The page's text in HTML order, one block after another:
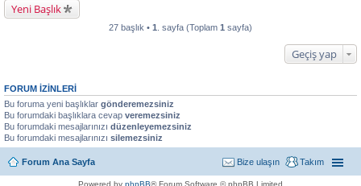
Yeni Başlık
27 başlık • 1 . sayfa (Toplam 1 sayfa)
Geçiş yap
FORUM IZINLERI
Bu foruma yeni başlıklar gönderemezsiniz
Bu forumdaki başlıklara cevap veremezsiniz
Bu forumdaki mesajlarınızı düzenleyemezsiniz
Bu forumdaki mesajlarınızı silemezsiniz
Forum Ana Sayfa Takım
Bize ulaşın
Powered by phpBB® Forum Software © phpBB Limited